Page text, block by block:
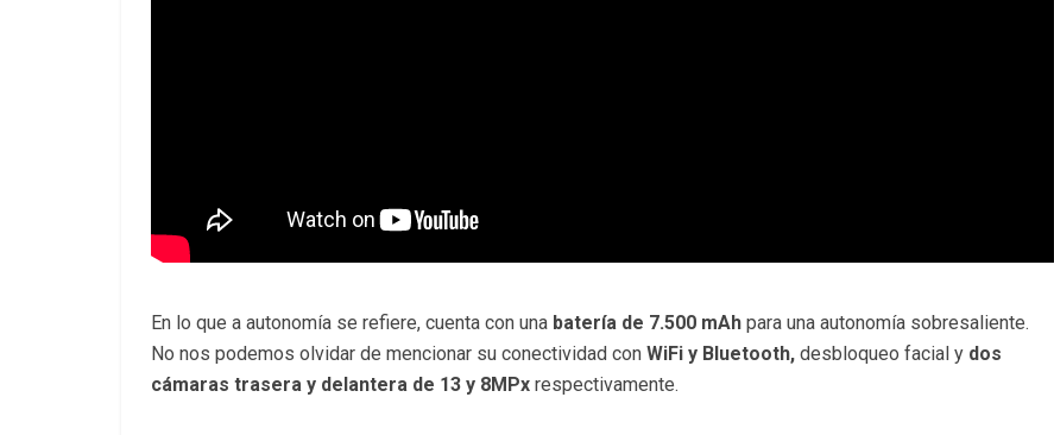
En lo que a autonomía se refiere, cuenta con una batería de 7.500 mAh para una autonomía sobresaliente.
No nos podemos olvidar de mencionar su conectividad con WiFi y Bluetooth, desbloqueo facial y dos
cámaras trasera y delantera de 13 y 8MPx respectivamente.